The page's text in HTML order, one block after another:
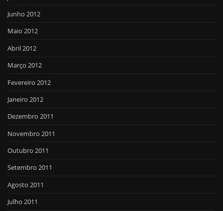
Junho 2012
Maio 2012
Abril 2012
Março 2012
Fevereiro 2012
Janeiro 2012
Dezembro 2011
Novembro 2011
Outubro 2011
Setembro 2011
Agosto 2011
Julho 2011